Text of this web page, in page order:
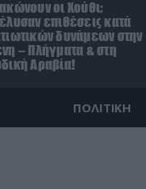
οι Χούθι:
επιθέσεις κατά
δυνάμεων στην
– Πλήγματα & στη
Αραβία!
ΠΟΛΙΤΙΚΗ